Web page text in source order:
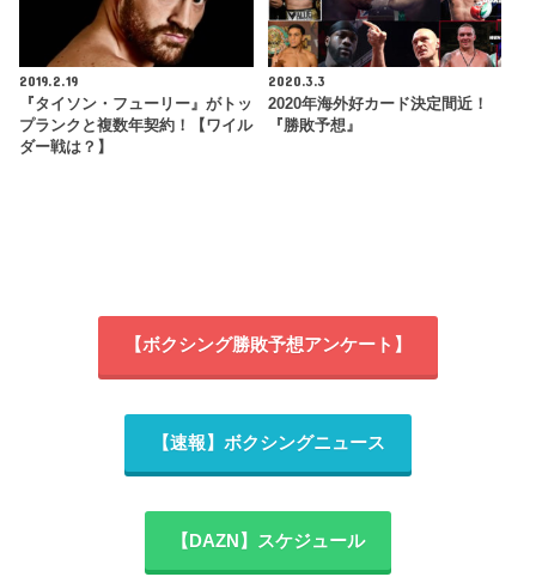
2019.2.19
『タイソン・フューリー』がトッ
プランクと複数年契約！【ワイル
ダー戦は？】
2020.3.3
2020年海外好カード決定間近！
『勝敗予想』
【ボクシング勝敗予想アンケート】
【速報】ボクシングニュース
【DAZN】スケジュール